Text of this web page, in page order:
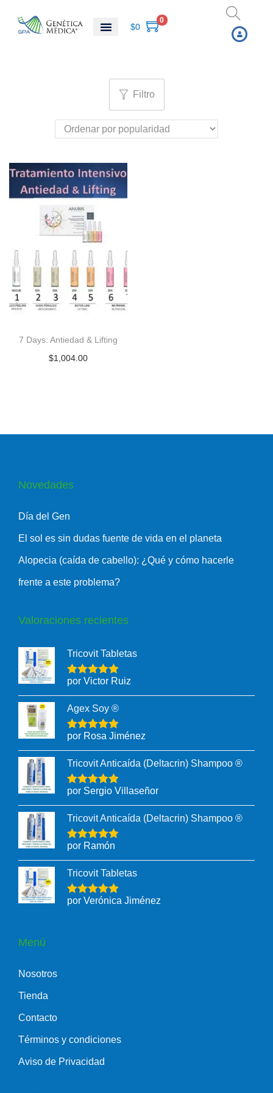
$0
0
Filtro
7 Days: Antiedad & Lifting
$1,004.00
Novedades
Día del Gen
El sol es sin dudas fuente de vida en el planeta
Alopecia (caída de cabello): ¿Qué y cómo hacerle
frente a este problema?
Valoraciones recientes
Tricovit Tabletas
por Victor Ruiz
Agex Soy ®
por Rosa Jiménez
Tricovit Anticaída (Deltacrin) Shampoo ®
por Sergio Villaseñor
Tricovit Anticaída (Deltacrin) Shampoo ®
por Ramón
Tricovit Tabletas
por Verónica Jiménez
Menú
Nosotros
Tienda
Contacto
Términos y condiciones
Aviso de Privacidad